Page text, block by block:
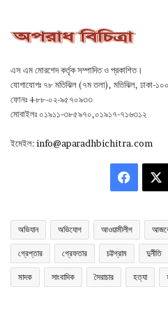
এস এম মোরশেদ কর্তৃক সম্পাদিত ও প্রকাশিত।
যোগাযোগঃ ৭৮ মতিঝিল (৭ম তলা), মতিঝিল, ঢাকা-
ফোনঃ +৮৮-০২-৯৫৭০৯৩৩
মোবাইলঃ ০১৯১১-৩৮৫৯৭০,০১৯১৭-৭১৬৩১২
ইমেইল:info@aparadhbichitra.com
অভিযান অভিযোগ আওয়ামীলীগ
গ্রেপ্তার গ্রেফতার চট্টগ্রাম দুর্নীতি
মাদক সাংবাদিক সৈরাচার হত্যা